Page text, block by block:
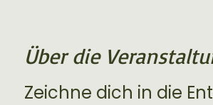
Über die
Zeichne dich in die